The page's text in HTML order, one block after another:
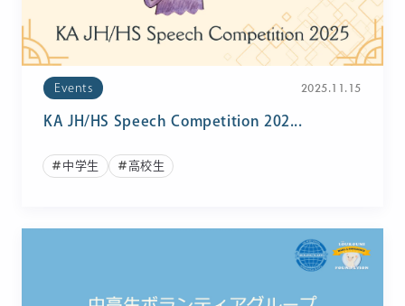
Events 2025.11.15
KA JH/HS Speech Competition 202...
中学生 高校生